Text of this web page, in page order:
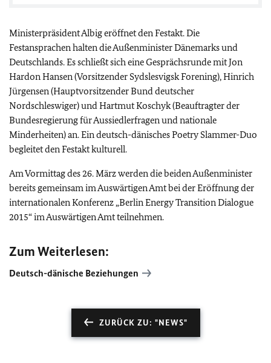
Ministerpräsident Albig eröffnet den Festakt. Die
Festansprachen halten die Außenminister Dänemarks und
Deutschlands. Es schließt sich eine Gesprächsrunde mit Jon
Hardon Hansen (Vorsitzender Sydslesvigsk Forening), Hinrich
Jürgensen (Hauptvorsitzender Bund deutscher
Nordschleswiger) und Hartmut Koschyk (Beauftragter der
Bundesregierung für Aussiedlerfragen und nationale
Minderheiten) an. Ein deutsch-dänisches Poetry Slammer-Duo
begleitet den Festakt kulturell.
Am Vormittag des 26. März werden die beiden Außenminister
bereits gemeinsam im Auswärtigen Amt bei der Eröffnung der
internationalen Konferenz „Berlin Energy Transition Dialogue
2015“ im Auswärtigen Amt teilnehmen.
Zum Weiterlesen:
Deutsch-dänische Beziehungen
ZURÜCK ZU: "NEWS"